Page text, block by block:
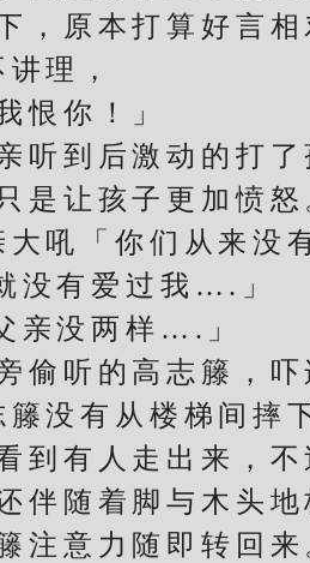
，原本打算好言
理，
你！」
到后激动的打了
是让孩子更加愤怒
吼「你们从来没
有爱过我….」
没两样….」
听的高志籐，吓
没有从楼梯间摔
有人走出来，不
伴随着脚与木头地
意力随即转回来